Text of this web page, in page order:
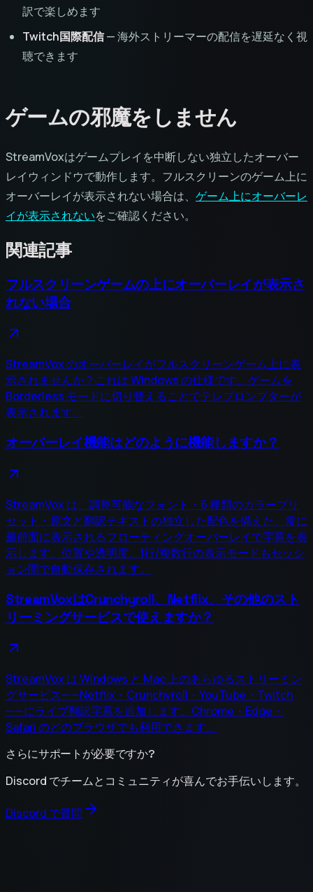
訳で楽しめます
Twitch国際配信— 海外ストリーマーの配信を遅延なく視
聴できます
ゲームの邪魔をしません
StreamVoxはゲームプレイを中断しない独立したオーバー
レイウィンドウで動作します。フルスクリーンのゲーム上に
オーバーレイが表示されない場合は、 ゲーム上にオーバーレ
イが表示されないをご確認ください。
関連記事
フルスクリーンゲームの上にオーバーレイが表示さ
れない場合
StreamVox のオーバーレイがフルスクリーンゲーム上に表
示されませんか？これは Windows の仕様です。ゲームを
Borderless モードに切り替えることでテレプロンプターが
表示されます。
オーバーレイ機能はどのように機能しますか？
StreamVox は、調整可能なフォント・6 種類のカラープリ
セット・原文と翻訳テキストの独立した配色を備えた、常に
最前面に表示されるフローティングオーバーレイで字幕を表
示します。位置や透明度、1行/複数行の表示モードもセッシ
ョン間で自動保存されます。
StreamVoxはCrunchyroll、Netflix、その他のスト
リーミングサービスで使えますか？
StreamVox は Windows と Mac 上のあらゆるストリーミン
グサービス——Netflix・Crunchyroll・YouTube・Twitch
——にライブ翻訳字幕を追加します。Chrome・Edge・
Safari のどのブラウザでも利用できます。
さらにサポートが必要ですか?
Discord でチームとコミュニティが喜んでお手伝いします。
Discord で質問